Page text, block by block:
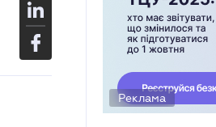
Реклама